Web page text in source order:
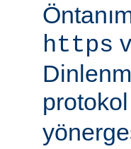
https